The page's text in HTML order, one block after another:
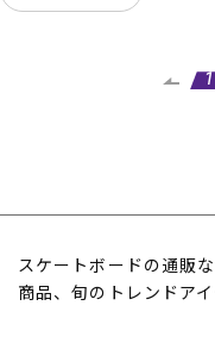
1
スケートボードの通販
商品、旬のトレンドアイ